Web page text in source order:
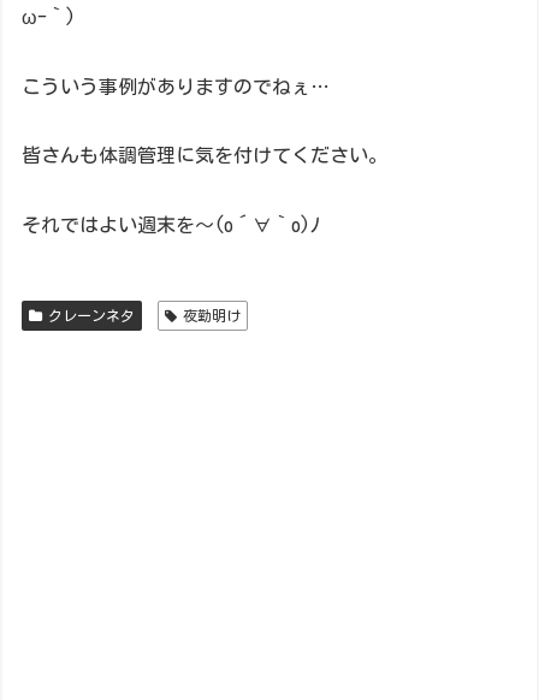
ω-｀)
こういう事例がありますのでねぇ…
皆さんも体調管理に気を付けてください。
それではよい週末を～(o´∀｀o)ﾉ
クレーンネタ 夜勤明け